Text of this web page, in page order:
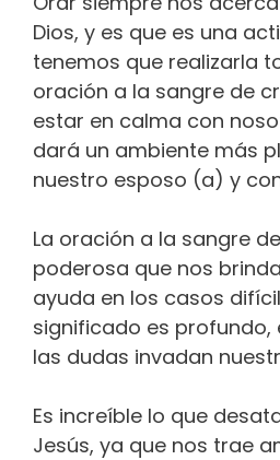
Dios, y es que es una
tenemos que realizarla
oración a la sangre de
estar en calma con
dará un ambiente más
nuestro esposo (a) y
La oración a la sangre
poderosa que nos
ayuda en los casos
significado es profundo,
las dudas invadan
Es increíble lo que
Jesús, ya que nos trae